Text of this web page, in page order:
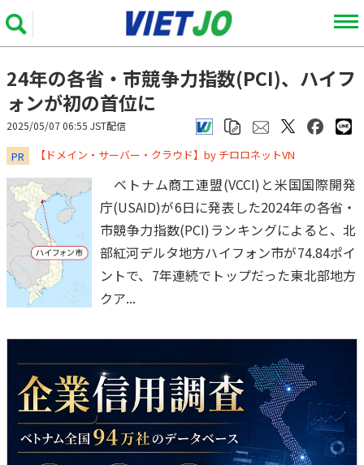
24年の各省・市競争力指数(PCI)、ハイフ
ォンが初の首位に
2025/05/07 06:55 JST配信
PR ​​​​​​​【ドメイン・サーバー・クラウド】by チロロネットVN
ベトナム商工連盟(VCCI)と米国国際開発
庁(USAID)が6日に発表した2024年の各省・
市競争力指数(PCI)ランキングによると、北
部紅河デルタ地方ハイフォン市が74.84ポイ
ントで、7年連続でトップだった東北部地方
クア...